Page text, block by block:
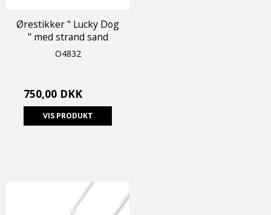
Ørestikker " Lucky Dog
" med strand sand
O4832
750,00 DKK
VIS PRODUKT